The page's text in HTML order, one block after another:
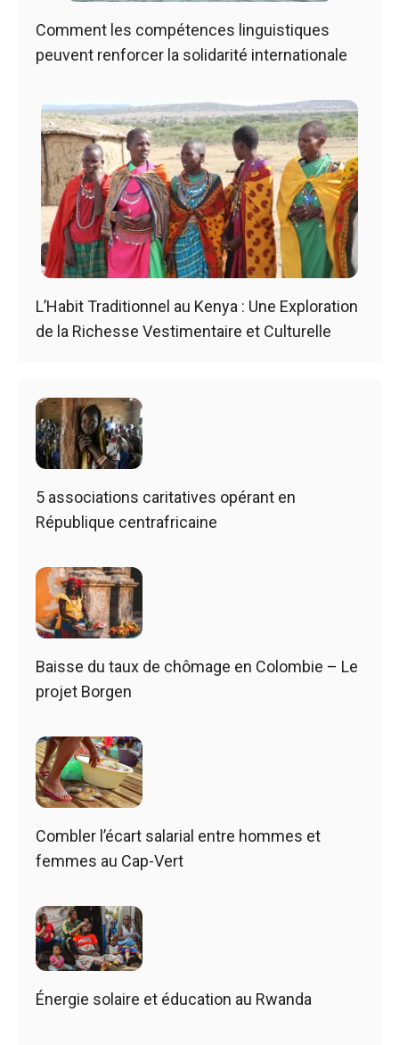
Comment les compétences linguistiques
peuvent renforcer la solidarité internationale
L’Habit Traditionnel au Kenya : Une Exploration
de la Richesse Vestimentaire et Culturelle
5 associations caritatives opérant en
République centrafricaine
Baisse du taux de chômage en Colombie – Le
projet Borgen
Combler l’écart salarial entre hommes et
femmes au Cap-Vert
Énergie solaire et éducation au Rwanda